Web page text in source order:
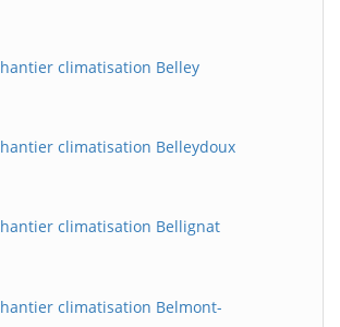
climatisation Belley
climatisation Belleydoux
climatisation Bellignat
climatisation Belmont-